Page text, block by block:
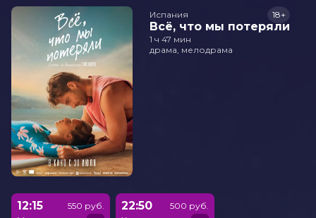
Испания
Всё, что мы потеряли
18+
1 ч 47 мин
драма, мелодрама
12:15
550 руб.
22:50
500 руб.